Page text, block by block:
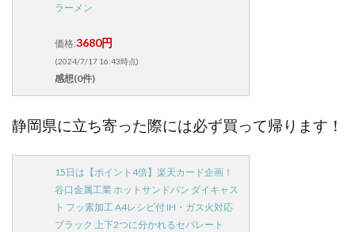
ラーメン
価格:3680円
(2024/7/17 16:43時点)
感想(0件)
静岡県に立ち寄った際には必ず買って帰ります！
15日は【ポイント4倍】楽天カード企画！
谷口金属工業 ホットサンドパン ダイキャス
ト フッ素加工 A4レシピ付 IH・ガス火対応
ブラック 上下2つに分かれるセパレート